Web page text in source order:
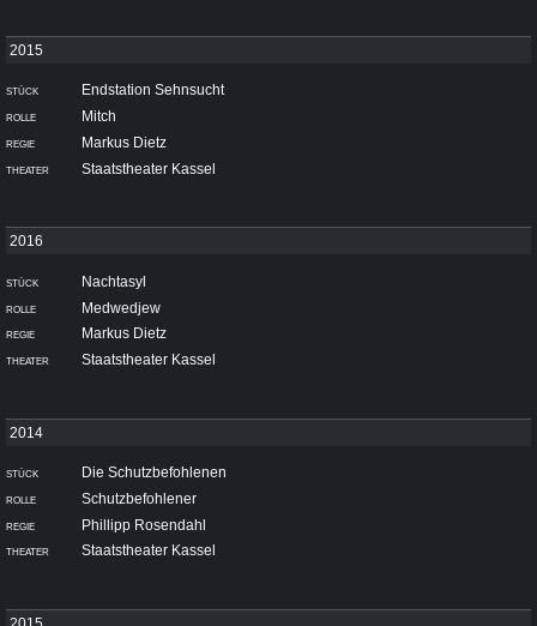
Endstation Sehnsucht
Mitch
Markus Dietz
Staatstheater Kassel
Nachtasyl
Medwedjew
Markus Dietz
Staatstheater Kassel
Die Schutzbefohlenen
Schutzbefohlener
Phillipp Rosendahl
Staatstheater Kassel